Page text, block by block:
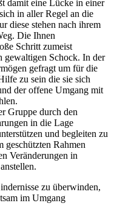
damit eine Lücke in einer
in aller Regel an die
diese stehen nach ihrem
Die Ihnen
Schritt zumeist
gewaltigen Schock. In der
gefragt um für die
zu sein die sie sich
der offene Umgang mit
Gruppe durch den
in die Lage
und begleiten zu
geschützten Rahmen
Veränderungen in
zu überwinden,
im Umgang